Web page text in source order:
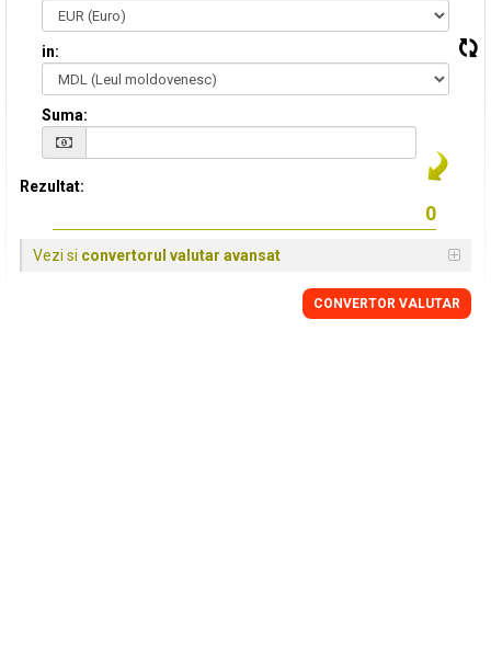
in:
Suma:
Rezultat:
Vezi si convertorul valutar avansat
CONVERTOR VALUTAR